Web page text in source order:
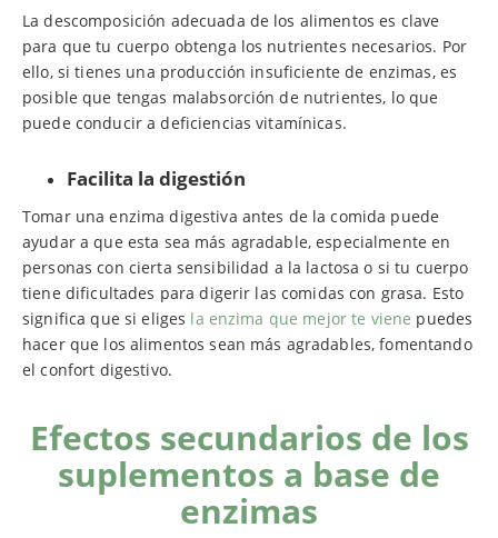
La descomposición adecuada de los alimentos es clave
para que tu cuerpo obtenga los nutrientes necesarios. Por
ello, si tienes una producción insuficiente de enzimas, es
posible que tengas malabsorción de nutrientes, lo que
puede conducir a deficiencias vitamínicas.
Facilita la digestión
Tomar una enzima digestiva antes de la comida puede
ayudar a que esta sea más agradable, especialmente en
personas con cierta sensibilidad a la lactosa o si tu cuerpo
tiene dificultades para digerir las comidas con grasa. Esto
significa que si eliges la enzima que mejor te viene puedes
hacer que los alimentos sean más agradables, fomentando
el confort digestivo.
Efectos secundarios de los
suplementos a base de
enzimas